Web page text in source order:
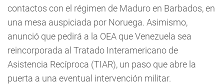
contactos con el régimen de Maduro en Barbados, en
una mesa auspiciada por Noruega. Asimismo,
anunció que pedirá a la OEA que Venezuela sea
reincorporada al Tratado Interamericano de
Asistencia Recíproca (TIAR), un paso que abre la
puerta a una eventual intervención militar.